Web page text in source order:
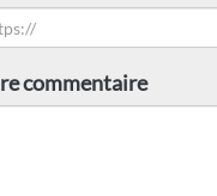
commentaire